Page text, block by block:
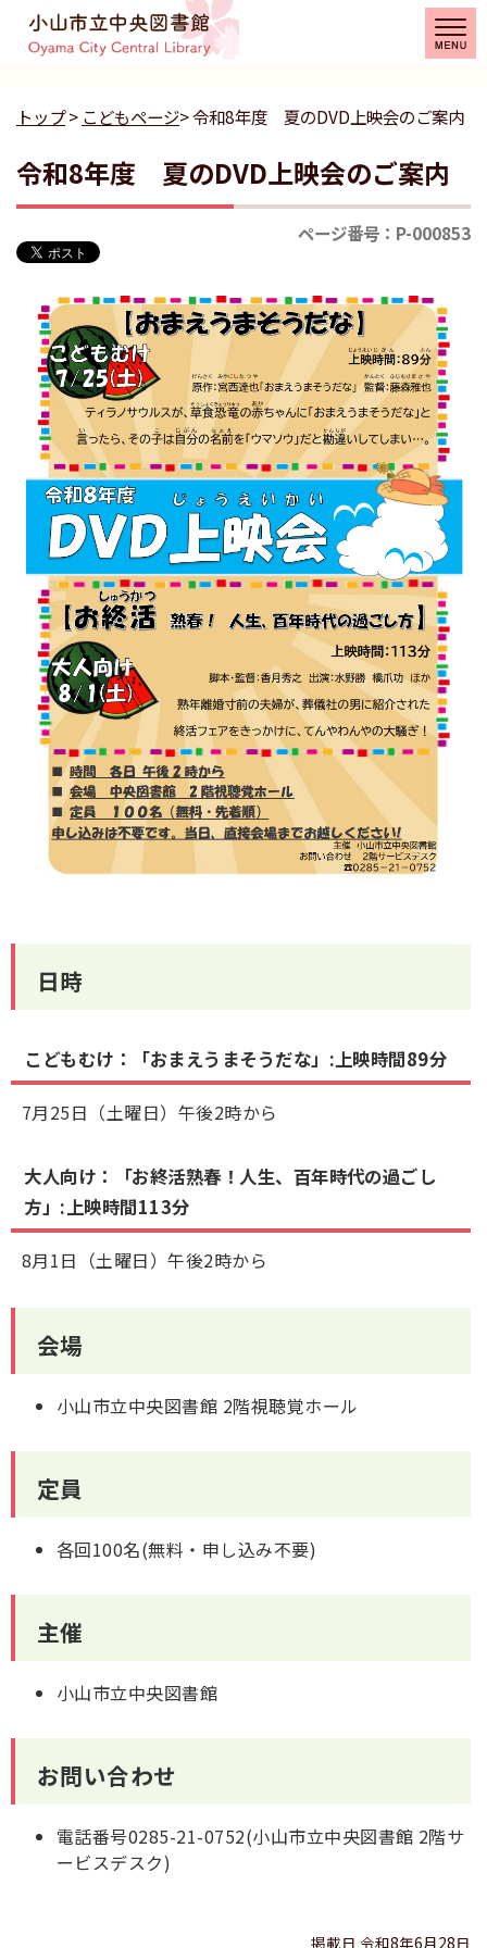
トップ> こどもページ> 令和8年度 夏のDVD上映会のご案内
令和8年度 夏のDVD上映会のご案内
ページ番号：P-000853
日時
こどもむけ：「おまえうまそうだな」:上映時間89分
7月25日（土曜日）午後2時から
大人向け：「お終活熟春！人生、百年時代の過ごし
方」:上映時間113分
8月1日（土曜日）午後2時から
会場
小山市立中央図書館 2階視聴覚ホール
定員
各回100名(無料・申し込み不要)
主催
小山市立中央図書館
お問い合わせ
電話番号0285-21-0752(小山市立中央図書館 2階サ
ービスデスク)
掲載日 令和8年6月28日